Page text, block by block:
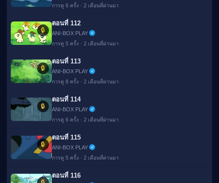
การดู 6 ครั้ง · 2 เดือนที่ผ่านมา
🔒
ตอนที่ 112
ANI-BOX PLAY
การดู 5 ครั้ง · 2 เดือนที่ผ่านมา
🔒
ตอนที่ 113
ANI-BOX PLAY
การดู 8 ครั้ง · 2 เดือนที่ผ่านมา
🔒
ตอนที่ 114
ANI-BOX PLAY
การดู 6 ครั้ง · 2 เดือนที่ผ่านมา
🔒
ตอนที่ 115
ANI-BOX PLAY
การดู 5 ครั้ง · 2 เดือนที่ผ่านมา
ตอนที่ 116